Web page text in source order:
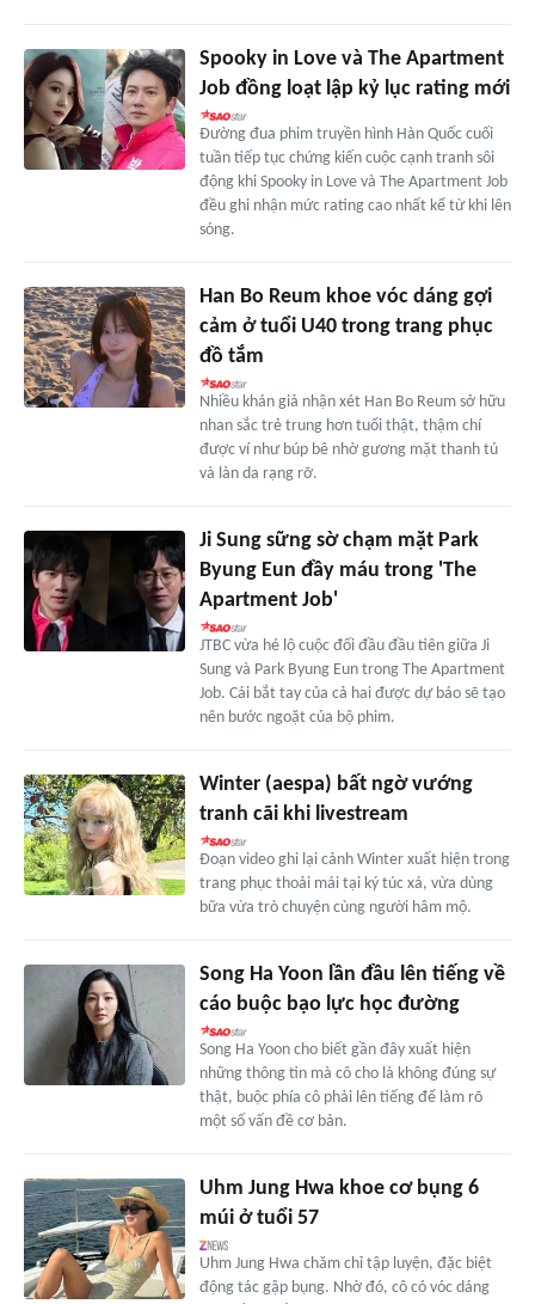
Spooky in Love và The Apartment
Job đồng loạt lập kỷ lục rating mới
Đường đua phim truyền hình Hàn Quốc cuối
tuần tiếp tục chứng kiến cuộc cạnh tranh sôi
động khi Spooky in Love và The Apartment Job
đều ghi nhận mức rating cao nhất kể từ khi lên
sóng.
Han Bo Reum khoe vóc dáng gợi
cảm ở tuổi U40 trong trang phục
đồ tắm
Nhiều khán giả nhận xét Han Bo Reum sở hữu
nhan sắc trẻ trung hơn tuổi thật, thậm chí
được ví như búp bê nhờ gương mặt thanh tú
và làn da rạng rỡ.
Ji Sung sững sờ chạm mặt Park
Byung Eun đầy máu trong 'The
Apartment Job'
JTBC vừa hé lộ cuộc đối đầu đầu tiên giữa Ji
Sung và Park Byung Eun trong The Apartment
Job. Cái bắt tay của cả hai được dự báo sẽ tạo
nên bước ngoặt của bộ phim.
Winter (aespa) bất ngờ vướng
tranh cãi khi livestream
Đoạn video ghi lại cảnh Winter xuất hiện trong
trang phục thoải mái tại ký túc xá, vừa dùng
bữa vừa trò chuyện cùng người hâm mộ.
Song Ha Yoon lần đầu lên tiếng về
cáo buộc bạo lực học đường
Song Ha Yoon cho biết gần đây xuất hiện
những thông tin mà cô cho là không đúng sự
thật, buộc phía cô phải lên tiếng để làm rõ
một số vấn đề cơ bản.
Uhm Jung Hwa khoe cơ bụng 6
múi ở tuổi 57
Uhm Jung Hwa chăm chỉ tập luyện, đặc biệt
động tác gập bụng. Nhờ đó, cô có vóc dáng